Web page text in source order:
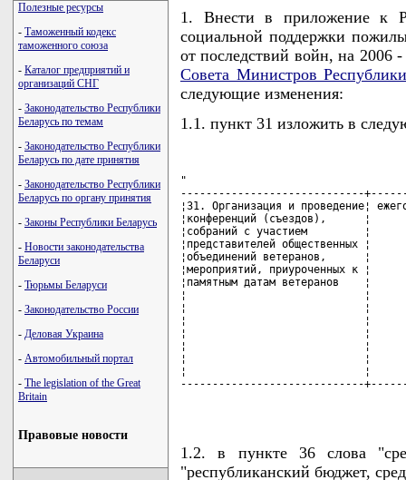
Полезные ресурсы
- Таможенный кодекс
таможенного союза
- Каталог предприятий и
организаций СНГ
- Законодательство Республики
Беларусь по темам
- Законодательство Республики
Беларусь по дате принятия
- Законодательство Республики
Беларусь по органу принятия
- Законы Республики Беларусь
- Новости законодательства
Беларуси
- Тюрьмы Беларуси
- Законодательство России
- Деловая Украина
- Автомобильный портал
- The legislation of the Great
Britain
Правовые новости
1. Внести в приложение к
социальной поддержки
от последствий войн, на 2006
Совета Министров
следующие изменения:
1.1. пункт 31 изложить в
"
-----------------------------
¦31. Организация и проведение¦
¦конференций (съездов),      ¦
¦собраний с участием         ¦
¦представителей
¦объединений ветеранов,      ¦
¦мероприятий, приуроченных к
¦памятным датам ветеранов
¦                            ¦
¦                            ¦
¦                            ¦
¦                            ¦
¦                            ¦
¦                            ¦
¦                            ¦
-----------------------------
1.2. в пункте 36 слова
"республиканский бюджет,